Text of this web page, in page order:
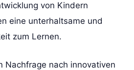
von Kindern
eine unterhaltsame und
zum Lernen.
Nachfrage nach innovativen